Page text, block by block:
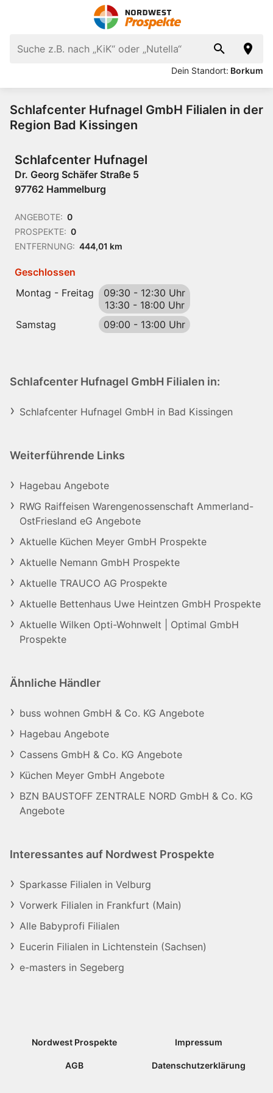
Dein Standort: Borkum
Schlafcenter Hufnagel GmbH Filialen in der
Region Bad Kissingen
Schlafcenter Hufnagel
Dr. Georg Schäfer Straße 5
97762 Hammelburg
ANGEBOTE: 0
PROSPEKTE: 0
ENTFERNUNG: 444,01 km
Geschlossen
Montag - Freitag
09:30 - 12:30 Uhr
13:30 - 18:00 Uhr
Samstag
09:00 - 13:00 Uhr
Schlafcenter Hufnagel GmbH Filialen in:
Schlafcenter Hufnagel GmbH in Bad Kissingen
Weiterführende Links
Hagebau Angebote
RWG Raiffeisen Warengenossenschaft Ammerland-
OstFriesland eG Angebote
Aktuelle Küchen Meyer GmbH Prospekte
Aktuelle Nemann GmbH Prospekte
Aktuelle TRAUCO AG Prospekte
Aktuelle Bettenhaus Uwe Heintzen GmbH Prospekte
Aktuelle Wilken Opti-Wohnwelt | Optimal GmbH
Prospekte
Ähnliche Händler
buss wohnen GmbH & Co. KG Angebote
Hagebau Angebote
Cassens GmbH & Co. KG Angebote
Küchen Meyer GmbH Angebote
BZN BAUSTOFF ZENTRALE NORD GmbH & Co. KG
Angebote
Interessantes auf Nordwest Prospekte
Sparkasse Filialen in Velburg
Vorwerk Filialen in Frankfurt (Main)
Alle Babyprofi Filialen
Eucerin Filialen in Lichtenstein (Sachsen)
e-masters in Segeberg
Nordwest Prospekte Impressum
AGB Datenschutzerklärung